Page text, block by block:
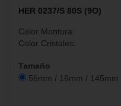
HER 0237/S 80S (9O)
Color Montura:
Color Cristales:
Tamaño
56mm / 16mm / 145mm